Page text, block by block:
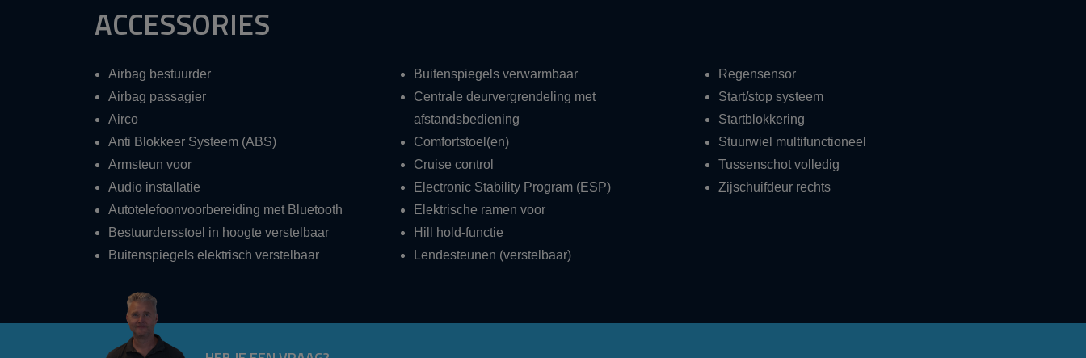
ACCESSORIES
Airbag bestuurder
Airbag passagier
Airco
Anti Blokkeer Systeem (ABS)
Armsteun voor
Audio installatie
Autotelefoonvoorbereiding met Bluetooth
Bestuurdersstoel in hoogte verstelbaar
Buitenspiegels elektrisch verstelbaar
Buitenspiegels verwarmbaar
Centrale deurvergrendeling met
afstandsbediening
Comfortstoel(en)
Cruise control
Electronic Stability Program (ESP)
Elektrische ramen voor
Hill hold-functie
Lendesteunen (verstelbaar)
Regensensor
Start/stop systeem
Startblokkering
Stuurwiel multifunctioneel
Tussenschot volledig
Zijschuifdeur rechts